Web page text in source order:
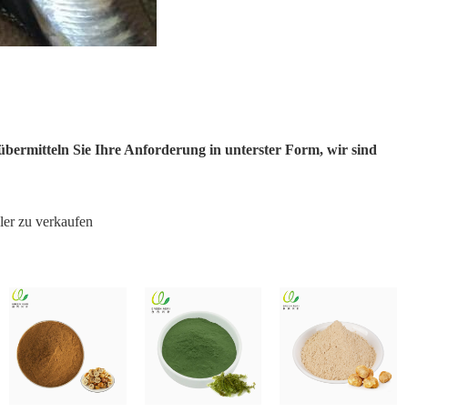
Sie Ihre Anforderung in unterster Form, wir sind
zu verkaufen